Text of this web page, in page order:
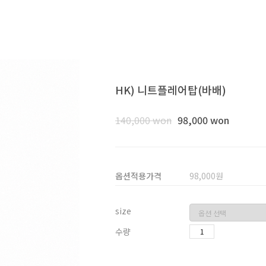
HK) 니트플레어탑(바배)
140,000 won 98,000 won
옵션적용가격 98,000원
size
수량